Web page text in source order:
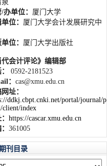
办单位： 厦门大学
位： 厦门大学会计发展研究中
位： 厦门大学出版社
代会计评论》编辑部
0592-2181523
： cas@xmu.edu.cn
址：
ddkj.cbpt.cnki.net/portal/journal/p
client/index
https://cascar.xmu.edu.cn
361005
刊目录